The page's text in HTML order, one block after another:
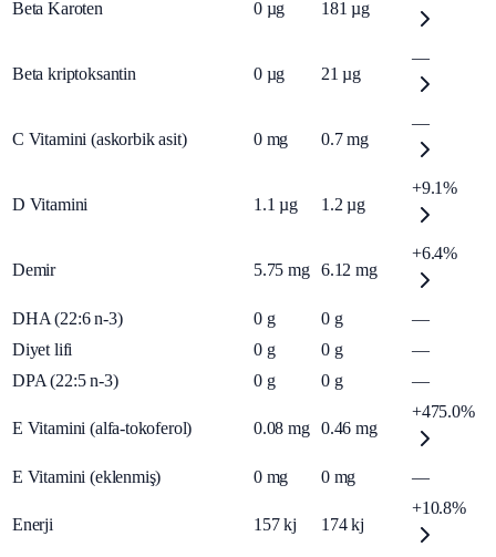
Beta Karoten 0 µg 181 µg
Beta kriptoksantin 0 µg 21 µg
—
C Vitamini (askorbik asit) 0 mg 0.7 mg
—
D Vitamini 1.1 µg 1.2 µg
+9.1%
Demir 5.75 mg 6.12 mg
+6.4%
DHA (22:6 n-3) 0 g 0 g
—
Diyet lifi
0 g 0 g
—
DPA (22:5 n-3)
0 g 0 g —
E Vitamini (alfa-tokoferol) 0.08 mg 0.46 mg
+475.0%
E Vitamini (eklenmiş) 0 mg 0 mg —
Enerji 157 kj 174 kj
+10.8%